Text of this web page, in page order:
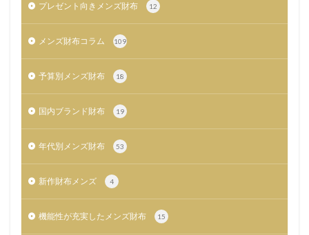
プレゼント向きメンズ財布 12
メンズ財布コラム 109
予算別メンズ財布 18
国内ブランド財布 19
年代別メンズ財布 53
新作財布メンズ 4
機能性が充実したメンズ財布 15